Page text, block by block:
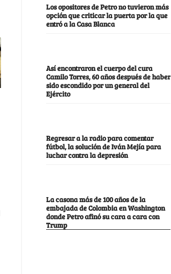
Los opositores de Petro no tuvieron más
opción que criticar la puerta por la que
entró a la Casa Blanca
Así encontraron el cuerpo del cura
Camilo Torres, 60 años después de haber
sido escondido por un general del
Ejército
Regresar a la radio para comentar
fútbol, la solución de Iván Mejía para
luchar contra la depresión
La casona más de 100 años de la
embajada de Colombia en Washington
donde Petro afinó su cara a cara con
Trump